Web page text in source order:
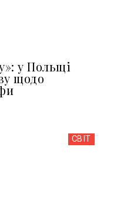
у Польщі
щодо
СВІТ